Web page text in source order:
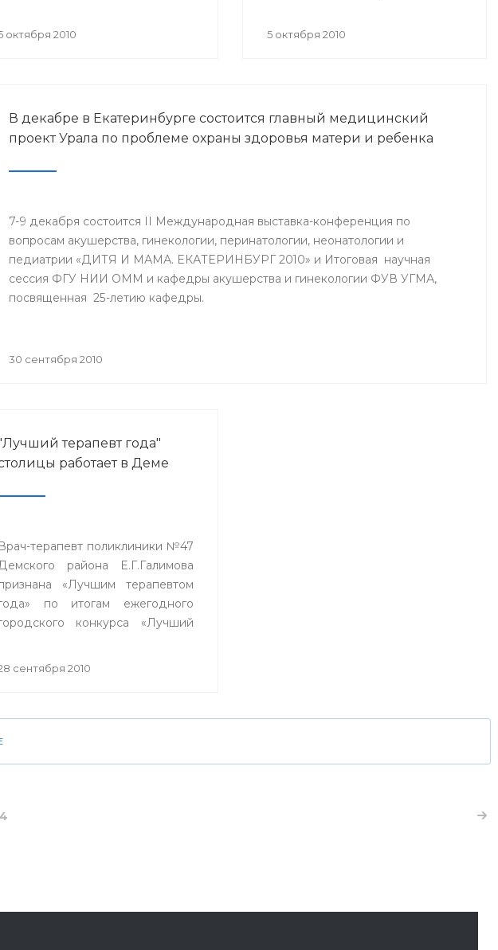
октября 2010
практическая конференция
5 октября 2010
В декабре в Екатеринбурге состоится главный медицинский
проект Урала по проблеме охраны здоровья матери и ребенка
7-9 декабря состоится II Международная выставка-конференция по
вопросам акушерства, гинекологии, перинатологии, неонатологии и
педиатрии «ДИТЯ И МАМА. ЕКАТЕРИНБУРГ 2010» и Итоговая научная
сессия ФГУ НИИ ОММ и кафедры акушерства и гинекологии ФУВ УГМА,
посвященная 25-летию кафедры.
30 сентября 2010
терапевт года"
работает в Деме
Врач-терапевт поликлиники №47
района Е.Г.Галимова
«Лучшим терапевтом
по итогам ежегодного
конкурса «Лучший
заслуженные награды получили
в столице вот уже
девятый раз, один из них
сентября 2010
4